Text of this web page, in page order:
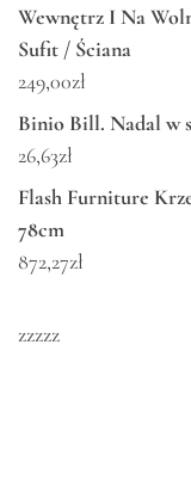
Wewnętrz I Na
Sufit / Ściana
249,00zł
Binio Bill. Nadal w
26,63zł
Flash Furniture
78cm
872,27zł
zzzzz